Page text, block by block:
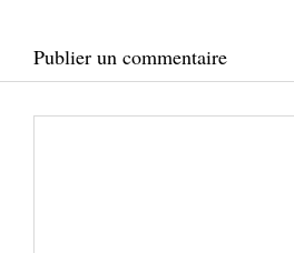
Publier un commentaire